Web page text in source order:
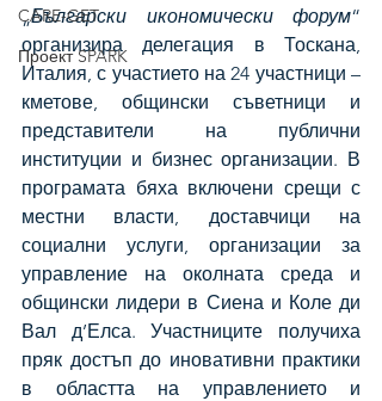
CARE-GET
Проект SPARK
„Български икономически форум“
организира делегация в Тоскана,
Италия, с участието на 24 участници –
кметове, общински съветници и
представители на публични
институции и бизнес организации. В
програмата бяха включени срещи с
местни власти, доставчици на
социални услуги, организации за
управление на околната среда и
общински лидери в Сиена и Коле ди
Вал д’Елса. Участниците получиха
пряк достъп до иновативни практики
в областта на управлението и